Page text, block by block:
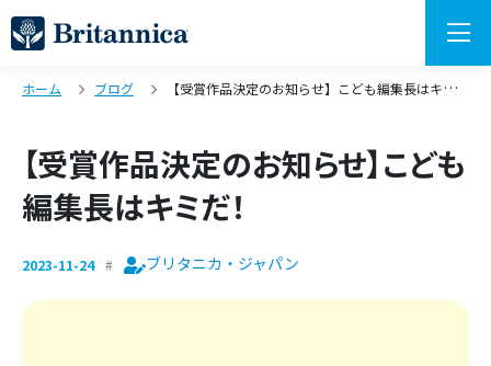
ホーム ブログ 【受賞作品決定のお知らせ】こども編集長はキミだ！
【受賞作品決定のお知らせ】こども
編集長はキミだ！
2023-11-24 ブリタニカ・ジャパン